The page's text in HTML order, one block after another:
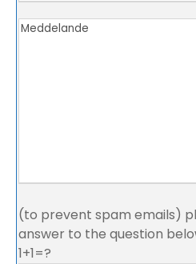
(to prevent spam emails)
answer to the question
1+1=?